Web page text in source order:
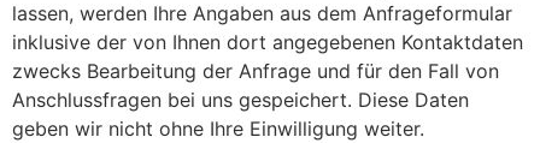
lassen, werden Ihre Angaben aus dem Anfrageformular
inklusive der von Ihnen dort angegebenen Kontaktdaten
zwecks Bearbeitung der Anfrage und für den Fall von
Anschlussfragen bei uns gespeichert. Diese Daten
geben wir nicht ohne Ihre Einwilligung weiter.